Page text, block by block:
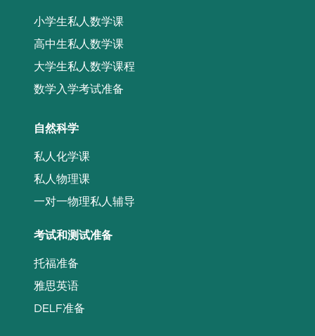
小学生私人数学课
高中生私人数学课
大学生私人数学课程
数学入学考试准备
自然科学
私人化学课
私人物理课
一对一物理私人辅导
考试和测试准备
托福准备
雅思英语
DELF准备